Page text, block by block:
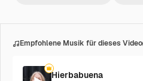
Empfohlene Musik für dieses Video
Hierbabuena